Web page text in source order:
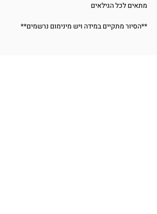
מתאים לכל הגילאים
**הסיור מתקיים במידה ויש מינימום נרשמים**